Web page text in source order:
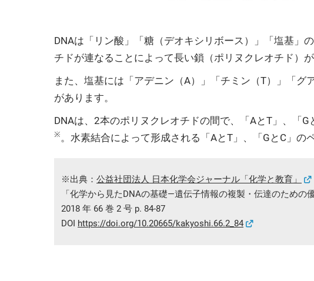
DNAは「リン酸」「糖（デオキシリボース）」「塩基」
チドが連なることによって長い鎖（ポリヌクレオチド）が
また、塩基には「アデニン（A）」「チミン（T）」「
があります。
DNAは、2本のポリヌクレオチドの間で、「AとT」、「
※ 。水素結合によって形成される「AとT」、「GとC」の
※出典： 公益社団法人 日本化学会ジャーナル「化学と教育」
「化学から見たDNAの基礎—遺伝子情報の複製・伝達のための
2018 年 66 巻 2 号 p. 84-87
DOI https://doi.org/10.20665/kakyoshi.66.2_84